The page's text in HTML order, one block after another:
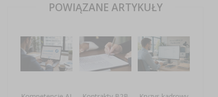
POWIĄZANE ARTYKUŁY